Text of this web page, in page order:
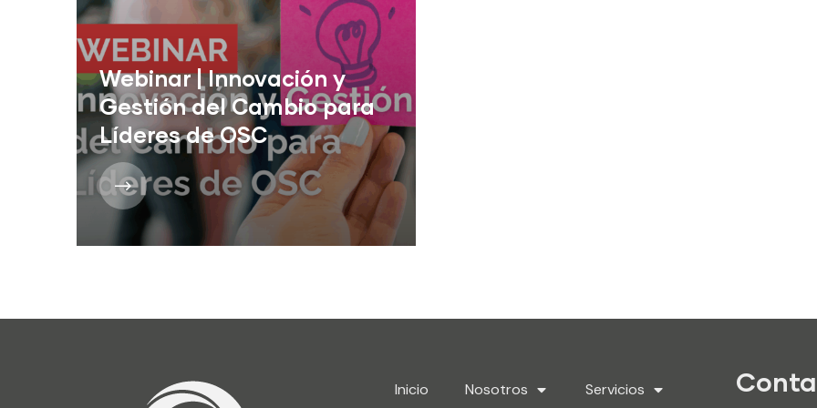
Webinar | Innovación y
Gestión del Cambio para
Líderes de OSC
Inicio Nosotros Servicios